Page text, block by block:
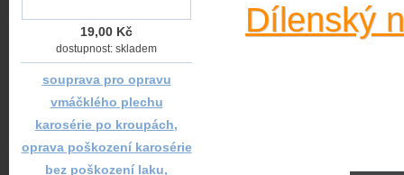
Dílenský
19,00 Kč
dostupnost: skladem
souprava pro opravu
vmáčklého plechu
karosérie po kroupách,
oprava poškození karosérie
bez poškození laku,